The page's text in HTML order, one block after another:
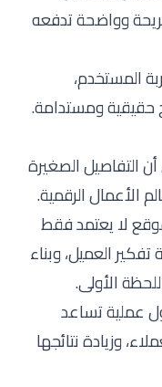
وواضحة تدفعه
المستخدم،
حقيقية ومستدامة.
التفاصيل الصغيرة
الأعمال الرقمية.
لا يعتمد فقط
العميل، وبناء
الأولى.
عملية تساعد
وزيادة نتائجها